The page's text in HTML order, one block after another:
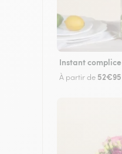
Instant complice
À partir de 52€95